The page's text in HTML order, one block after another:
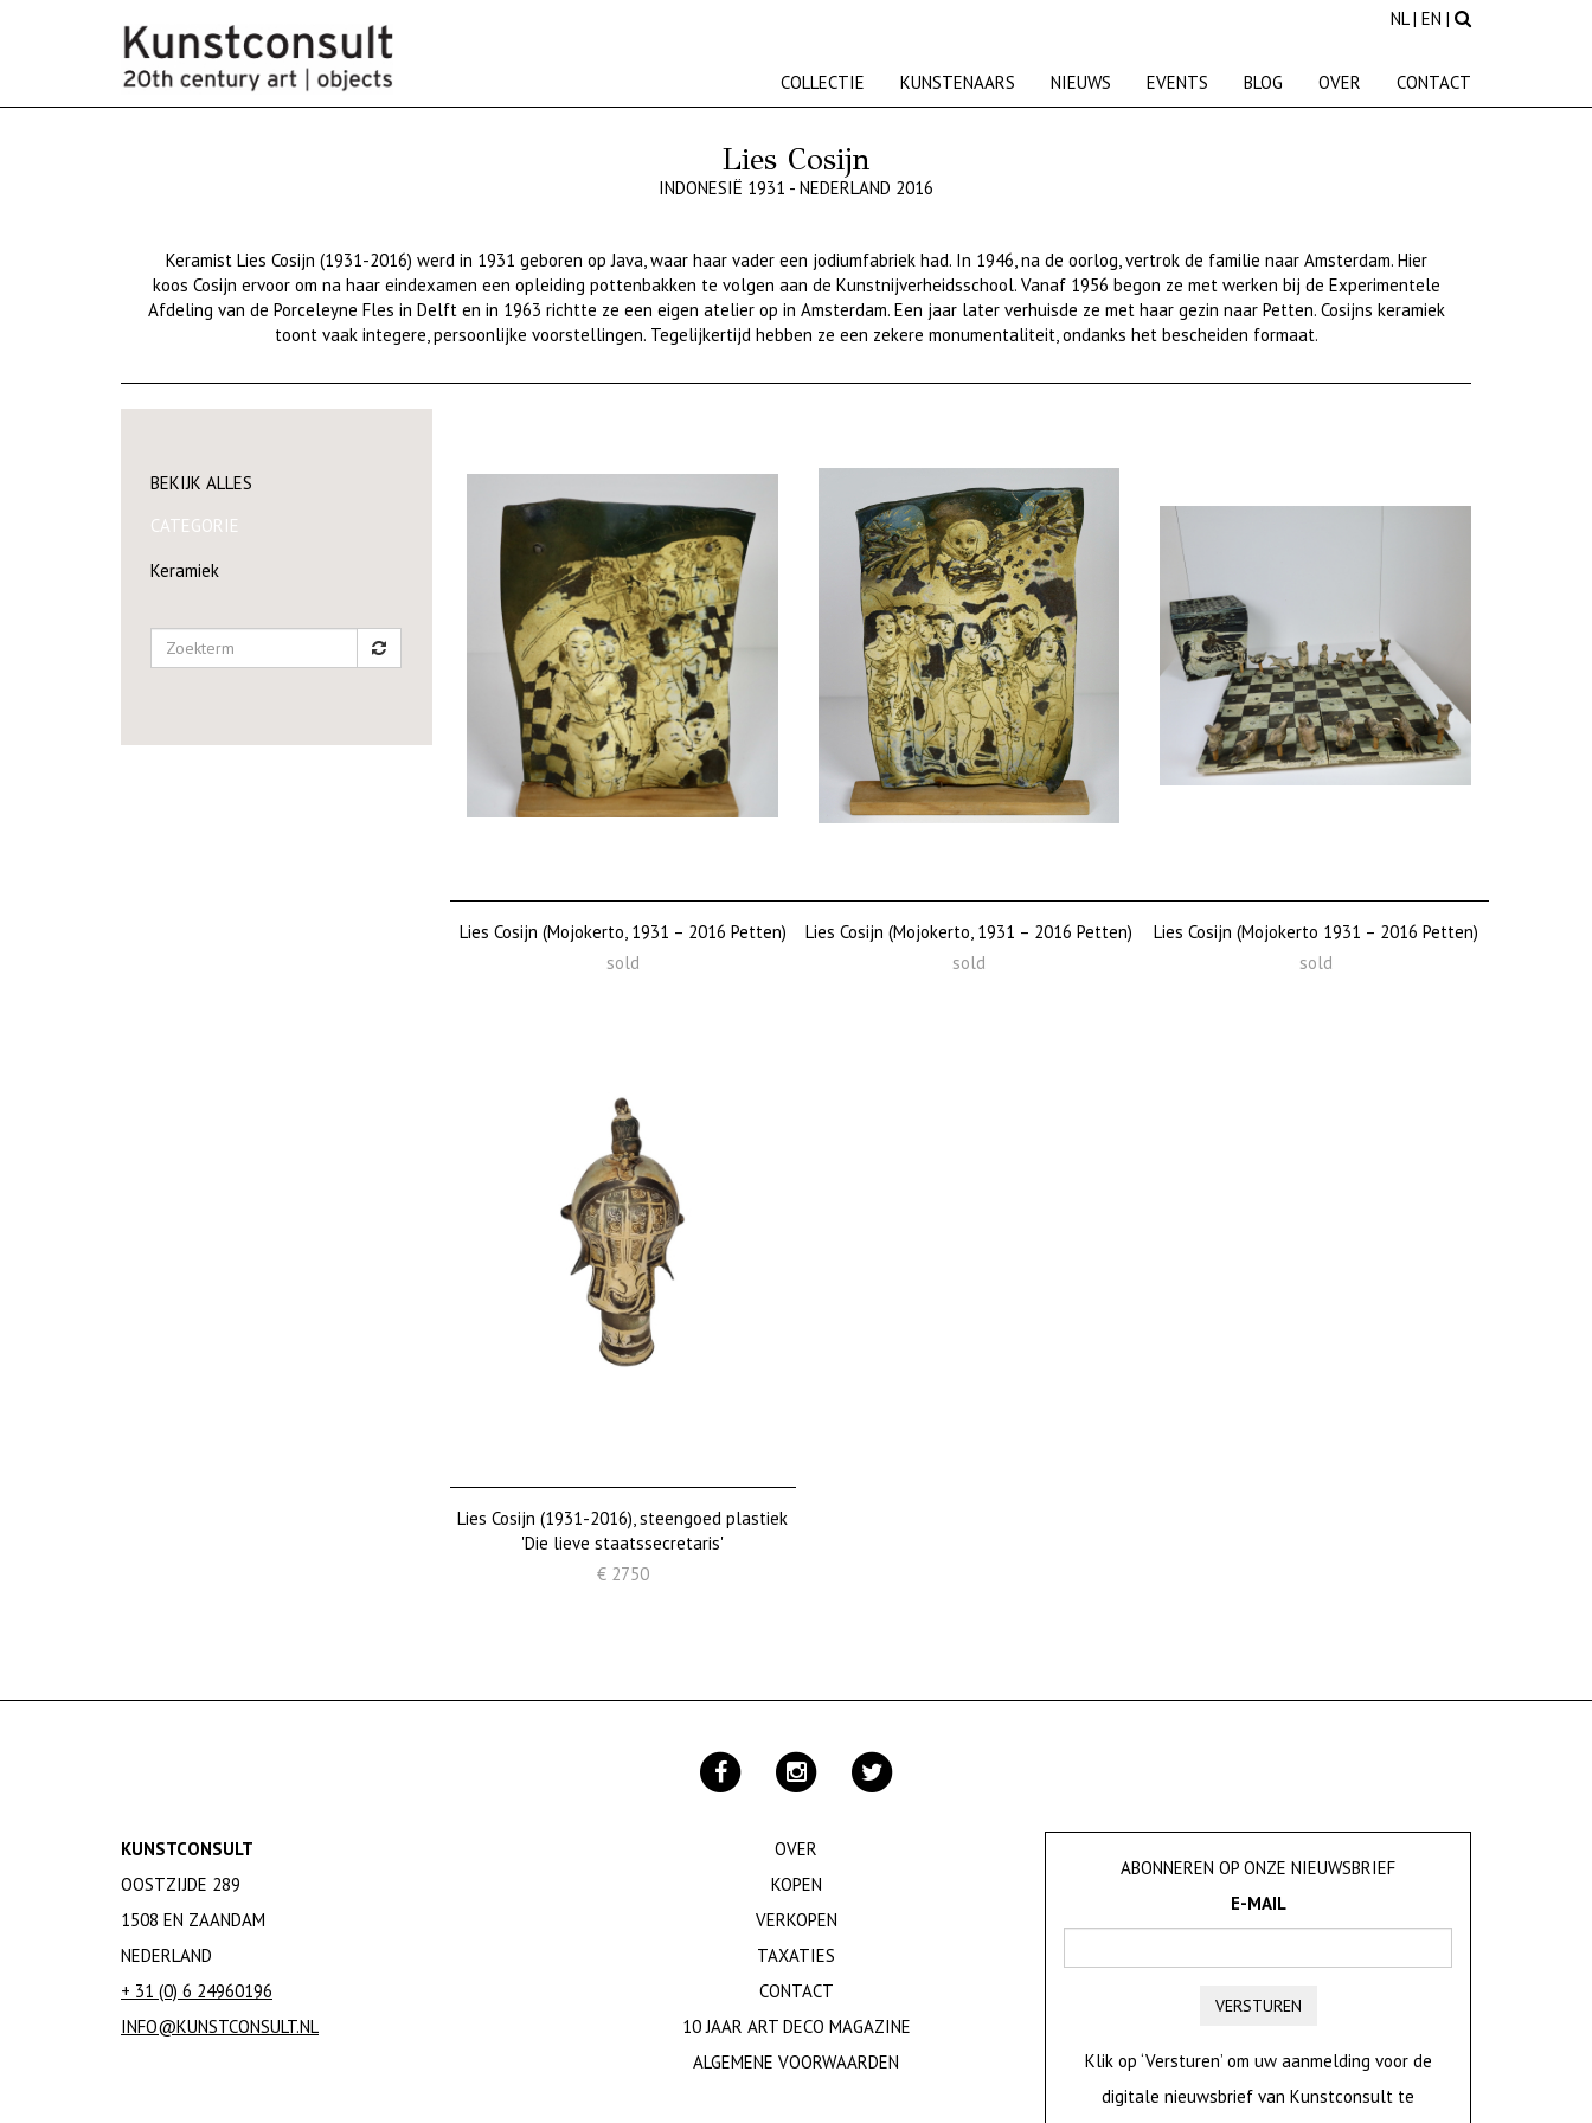
NL| EN |
COLLECTIE KUNSTENAARS NIEUWS EVENTS BLOG OVER CONTACT
Lies Cosijn
INDONESIË 1931 - NEDERLAND 2016
KeramistLies Cosijn (1931-2016) werd in 1931 geboren opJava, waar haar vader een jodiumfabriek had. In 1946, na de oorlog, vertrok de familie naar Amsterdam. Hier
koos Cosijn ervoor om na haar eindexamen een opleiding pottenbakken te volgen aan de Kunstnijverheidsschool. Vanaf 1956 begon ze met werken bij de Experimentele
Afdeling van de Porceleyne Fles in Delft en in 1963 richtte ze een eigen atelierop in Amsterdam. Een jaar later verhuisde ze met haar gezin naar Petten. Cosijns keramiek
toontvaak integere, persoonlijke voorstellingen. Tegelijkertijd hebben ze een zekere monumentaliteit, ondanks hetbescheiden formaat.
BEKIJK ALLES
CATEGORIE
Keramiek
Lies Cosijn (Mojokerto, 1931 – 2016 Petten)
sold
Lies Cosijn (Mojokerto, 1931 – 2016 Petten)
sold
Lies Cosijn (Mojokerto 1931 – 2016 Petten)
sold
Lies Cosijn (1931-2016), steengoed plastiek
'Die lieve staatssecretaris'
€ 2750
KUNSTCONSULT
OOSTZIJDE 289
1508 EN ZAANDAM
NEDERLAND
+ 31 (0) 6 24960196
INFO@KUNSTCONSULT.NL
OVER
KOPEN
VERKOPEN
TAXATIES
CONTACT
10 JAAR ART DECO MAGAZINE
ALGEMENE VOORWAARDEN
ABONNEREN OP ONZE NIEUWSBRIEF
E-MAIL
VERSTUREN
Klik op ‘Versturen’ om uw aanmelding voor de
digitale nieuwsbrief van Kunstconsult te